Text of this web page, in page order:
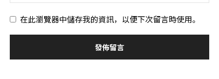
在此瀏覽器中儲存我的資訊，以便下次留言時使用。